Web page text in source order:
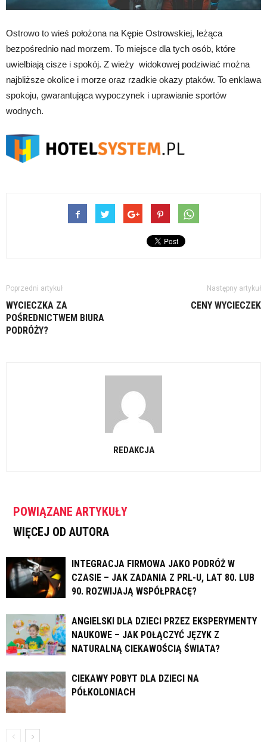
Ostrowo to wieś położona na Kępie Ostrowskiej, leżąca
bezpośrednio nad morzem. To miejsce dla tych osób, które
uwielbiają cisze i spokój. Z wieży widokowej podziwiać można
najbliższe okolice i morze oraz rzadkie okazy ptaków. To enklawa
spokoju, gwarantująca wypoczynek i uprawianie sportów
wodnych.
Poprzedni artykuł
WYCIECZKA ZA
POŚREDNICTWEM BIURA
PODRÓŻY?
Następny artykuł
CENY WYCIECZEK
REDAKCJA
POWIĄZANE ARTYKUŁY
WIĘCEJ OD AUTORA
INTEGRACJA FIRMOWA JAKO PODRÓŻ W
CZASIE – JAK ZADANIA Z PRL-U, LAT 80. LUB
90. ROZWIJAJĄ WSPÓŁPRACĘ?
ANGIELSKI DLA DZIECI PRZEZ EKSPERYMENTY
NAUKOWE – JAK POŁĄCZYĆ JĘZYK Z
NATURALNĄ CIEKAWOŚCIĄ ŚWIATA?
CIEKAWY POBYT DLA DZIECI NA
PÓŁKOLONIACH